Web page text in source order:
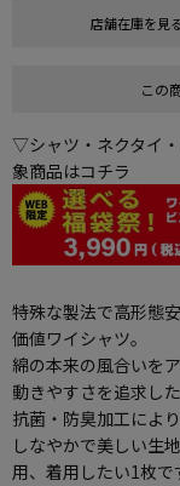
店舗在庫を見る
この
▽シャツ・ネクタイ
象商品はコチラ
特殊な製法で高形態
価値ワイシャツ。
綿の本来の風合いを
動きやすさを追求し
抗菌・防臭加工によ
しなやかで美しい生
用、着用したい1枚で